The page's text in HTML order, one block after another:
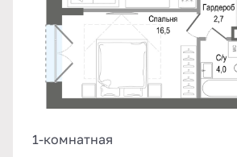
1-комнатная